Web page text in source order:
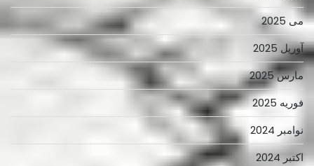
می 2025
آوریل 2025
مارس 2025
فوریه 2025
نوامبر 2024
اکتبر 2024